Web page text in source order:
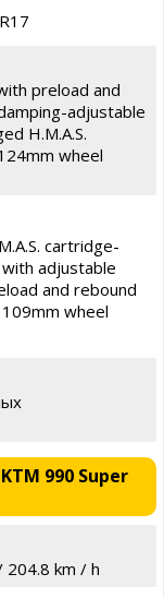
preload and
adjustable
H.M.A.S.
wheel
cartridge-
adjustable
and rebound
wheel
990 Super
204.8 km / h